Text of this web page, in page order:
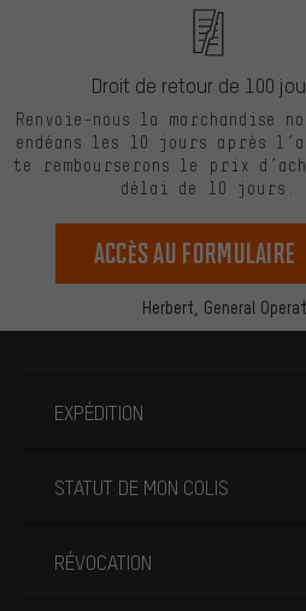
Herbert, General
Droit de retour de 100
Renvoie-nous la marchandise
endéans les 10 jours après
te rembourserons le prix
délai de 10 jours.
Accès au formulaire
EXPÉDITION
STATUT DE MON COLIS
RÉVOCATION